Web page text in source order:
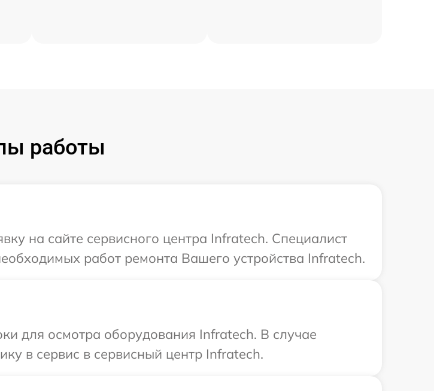
работы
на сайте сервисного центра Infratech. Специалист
работ ремонта Вашего устройства Infratech.
для осмотра оборудования Infratech. В случае
в сервис в сервисный центр Infratech.